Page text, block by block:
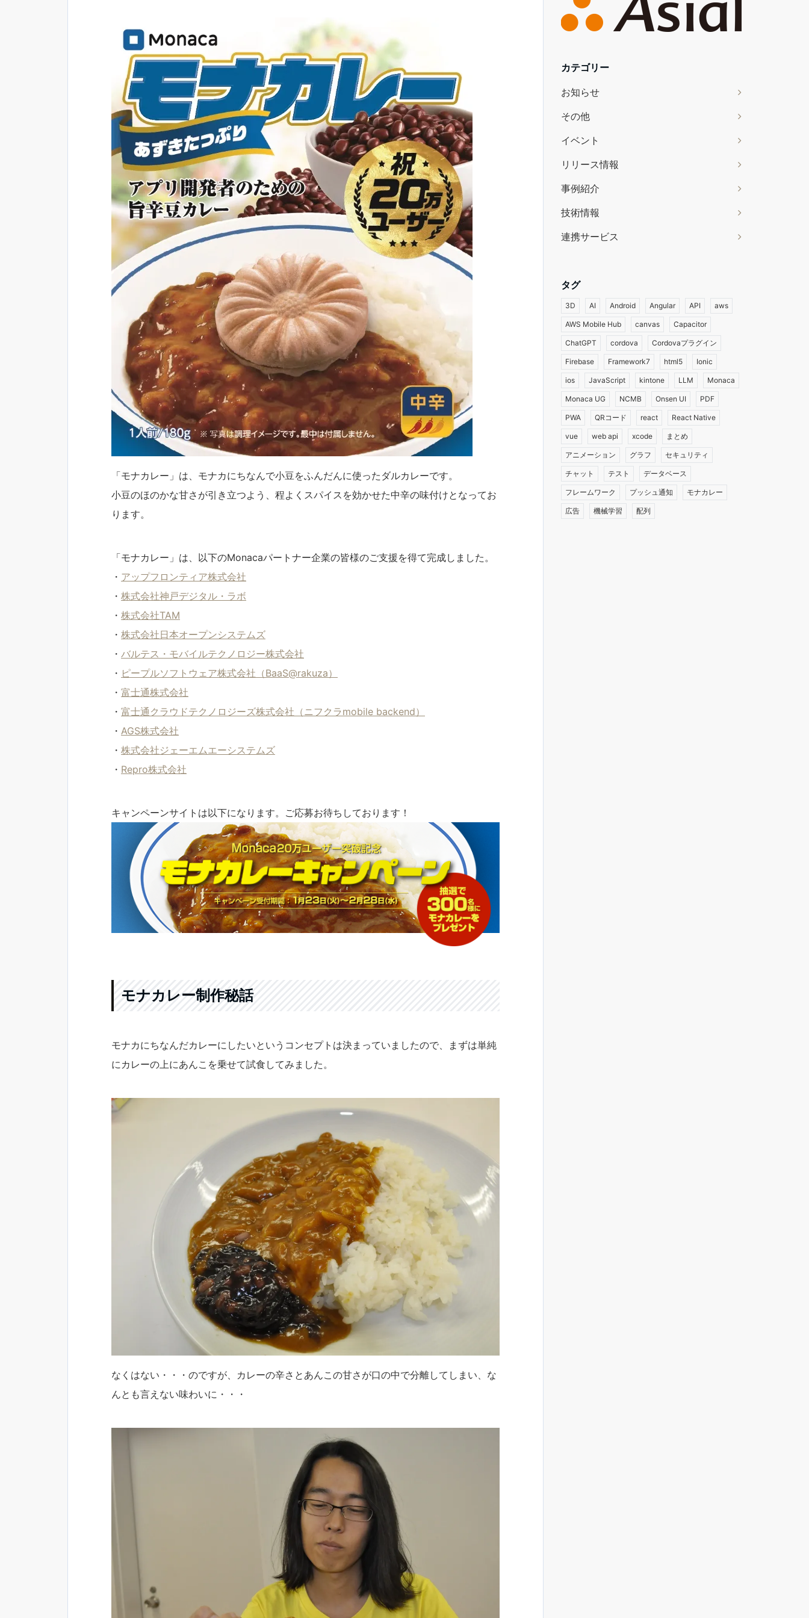
「モナカレー」は、モナカにちなんで小豆をふんだんに使ったダルカレーです。
小豆のほのかな甘さが引き立つよう、程よくスパイスを効かせた中辛の味付けとなってお
ります。
「モナカレー」は、以下のMonacaパートナー企業の皆様のご支援を得て完成しました。
・ アップフロンティア株式会社
・ 株式会社神戸デジタル・ラボ
・ 株式会社TAM
・ 株式会社日本オープンシステムズ
・ バルテス・モバイルテクノロジー株式会社
・ ピープルソフトウェア株式会社（BaaS@rakuza）
・ 富士通株式会社
・ 富士通クラウドテクノロジーズ株式会社（ニフクラmobile backend）
・ AGS株式会社
・ 株式会社ジェーエムエーシステムズ
・ Repro株式会社
キャンペーンサイトは以下になります。ご応募お待ちしております！
モナカレー制作秘話
モナカにちなんだカレーにしたいというコンセプトは決まっていましたので、まずは単純
にカレーの上にあんこを乗せて試食してみました。
なくはない・・・のですが、カレーの辛さとあんこの甘さが口の中で分離してしまい、な
んとも言えない味わいに・・・
カテゴリー
お知らせ
その他
イベント
リリース情報
事例紹介
技術情報
連携サービス
タグ
3D AI Android Angular API aws
AWS Mobile Hub canvas Capacitor
ChatGPT cordova Cordovaプラグイン
Firebase Framework7 html5 Ionic
ios JavaScript kintone LLM Monaca
Monaca UG NCMB Onsen UI PDF
PWA QRコード react React Native
vue web api xcode まとめ
アニメーション グラフ セキュリティ
チャット テスト データベース
フレームワーク プッシュ通知 モナカレー
広告 機械学習 配列